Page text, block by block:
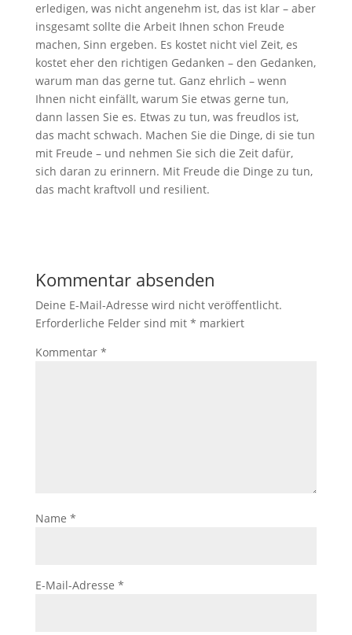
erledigen, was nicht angenehm ist, das ist klar – aber
insgesamt sollte die Arbeit Ihnen schon Freude
machen, Sinn ergeben. Es kostet nicht viel Zeit, es
kostet eher den richtigen Gedanken – den Gedanken,
warum man das gerne tut. Ganz ehrlich – wenn
Ihnen nicht einfällt, warum Sie etwas gerne tun,
dann lassen Sie es. Etwas zu tun, was freudlos ist,
das macht schwach. Machen Sie die Dinge, di sie tun
mit Freude – und nehmen Sie sich die Zeit dafür,
sich daran zu erinnern. Mit Freude die Dinge zu tun,
das macht kraftvoll und resilient.
Kommentar absenden
Deine E-Mail-Adresse wird nicht veröffentlicht.
Erforderliche Felder sind mit * markiert
Kommentar *
Name *
E-Mail-Adresse *